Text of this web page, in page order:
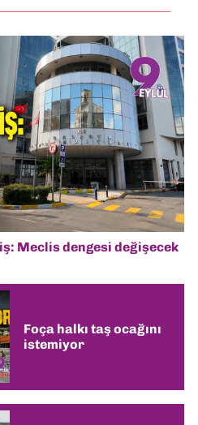
Meclis dengesi değişecek
Foça halkı taş ocağını
istemiyor